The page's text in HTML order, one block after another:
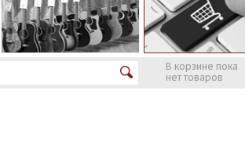
В корзине пока
нет товаров